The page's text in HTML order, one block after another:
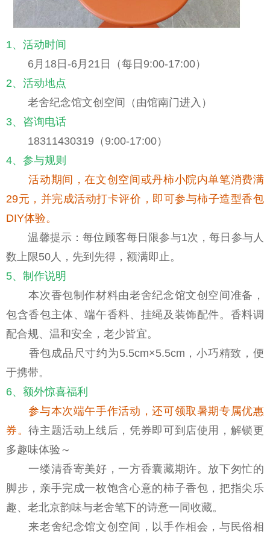
1、活动时间
6月18日-6月21日（每日9:00-17:00）
2、活动地点
老舍纪念馆文创空间（由馆南门进入）
3、咨询电话
18311430319（9:00-17:00）
4、参与规则
活动期间，在文创空间或丹柿小院内单笔消费满
29元，并完成活动打卡评价，即可参与柿子造型香包
DIY体验。
温馨提示：每位顾客每日限参与1次，每日参与人
数上限50人，先到先得，额满即止。
5、制作说明
本次香包制作材料由老舍纪念馆文创空间准备，
包含香包主体、端午香料、挂绳及装饰配件。香料调
配合规、温和安全，老少皆宜。
香包成品尺寸约为5.5cm×5.5cm，小巧精致，便
于携带。
6、额外惊喜福利
参与本次端午手作活动，还可领取暑期专属优惠
券。待主题活动上线后，凭券即可到店使用，解锁更
多趣味体验～
一缕清香寄美好，一方香囊藏期许。放下匆忙的
脚步，亲手完成一枚饱含心意的柿子香包，把指尖乐
趣、老北京韵味与老舍笔下的诗意一同收藏。
来老舍纪念馆文创空间，以手作相会，与民俗相